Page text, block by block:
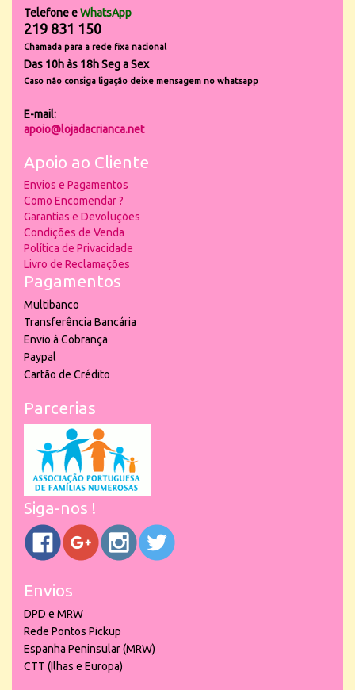
Telefone eWhatsApp
219 831 150
Chamada para a rede fixa nacional
Das 10h às 18h Seg a Sex
Caso não consiga ligação deixe mensagem no whatsapp
E-mail:
apoio@lojadacrianca.net
Apoio ao Cliente
Envios e Pagamentos
Como Encomendar ?
Garantias e Devoluções
Condições de Venda
Política de Privacidade
Livro de Reclamações
Pagamentos
Multibanco
Transferência Bancária
Envio à Cobrança
Paypal
Cartão de Crédito
Parcerias
Siga-nos !
Envios
DPD e MRW
Rede Pontos Pickup
Espanha Peninsular (MRW)
CTT (Ilhas e Europa)